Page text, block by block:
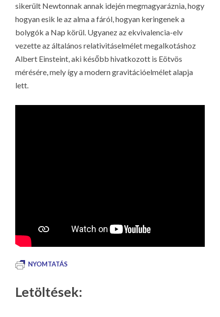
sikerült Newtonnak annak idején megmagyaráznia, hogy
hogyan esik le az alma a fáról, hogyan keringenek a
bolygók a Nap körül. Ugyanez az ekvivalencia-elv
vezette az általános relativitáselmélet megalkotáshoz
Albert Einsteint, aki később hivatkozott is Eötvös
mérésére, mely így a modern gravitációelmélet alapja
lett.
NYOMTATÁS
Letöltések: